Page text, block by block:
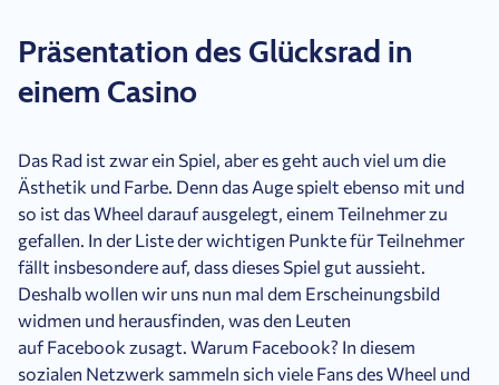
Präsentation des Glücksrad in
einem Casino
Das Rad ist zwar ein Spiel, aber es geht auch viel um die
Ästhetik und Farbe. Denn das Auge spielt ebenso mit und
so ist das Wheel darauf ausgelegt, einem Teilnehmer zu
gefallen. In der Liste der wichtigen Punkte für Teilnehmer
fällt insbesondere auf, dass dieses Spiel gut aussieht.
Deshalb wollen wir uns nun mal dem Erscheinungsbild
widmen und herausfinden, was den Leuten
auf Facebook zusagt. Warum Facebook? In diesem
sozialen Netzwerk sammeln sich viele Fans des Wheel und